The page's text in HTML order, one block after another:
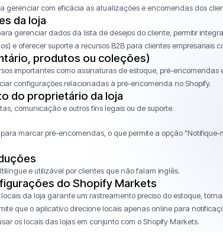
com eficácia as atualizações e encomendas dos
da loja
gerenciar dados da lista de desejos do cliente, permitir
e oferecer suporte a recursos B2B para clientes empresariais
produtos ou coleções)
importantes como assinaturas de estoque, pré-encomendas
configurações relacionadas à pré-encomenda no Shopify.
do proprietário da loja
comunicação e outros fins legais ou de suporte.
para marcar pré-encomendas, o que permite a opção
e utilizável por clientes que não falam inglês.
do Shopify Markets
locais da loja garante um rastreamento preciso do estoque,
que o aplicativo direcione locais apenas online para
os locais das lojas em conjunto com o Shopify Markets.